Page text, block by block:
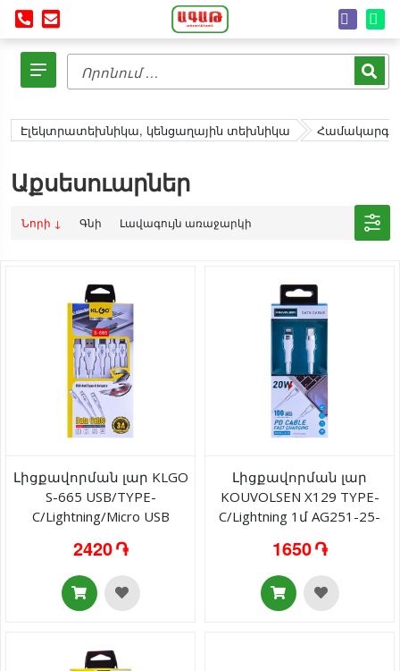
Էլեկտրատեխնիկա, կենցաղային տեխնիկա
Աքսեսուարներ
Նորի ↓ Գնի Լավագույն առաջարկի
Լիցքավորման լար KLGO
S-665 USB/TYPE-
C/Lightning/Micro USB
2420 ֏
Լիցքավորման լար
KOUVOLSEN X129 TYPE-
C/Lightning 1մ AG251-25-
1650 ֏